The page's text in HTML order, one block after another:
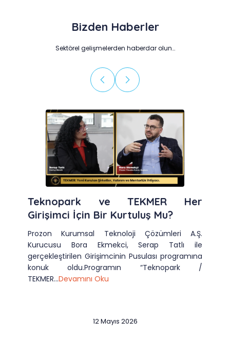
Bizden Haberler
Sektörel gelişmelerden haberdar olun…
Teknopark ve TEKMER Her
Girişimci İçin Bir Kurtuluş Mu?
Prozon Kurumsal Teknoloji Çözümleri A.Ş.
Kurucusu Bora Ekmekci, Serap Tatlı ile
gerçekleştirilen Girişimcinin Pusulası programına
konuk oldu.Programın “Teknopark /
TEKMER...Devamını Oku
12 Mayıs 2026